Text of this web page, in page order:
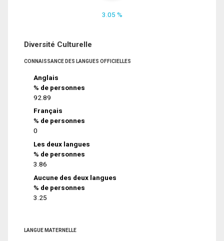
3.05 %
Diversité Culturelle
CONNAISSANCE DES LANGUES OFFICIELLES
Anglais
% de personnes
92.89
Français
% de personnes
0
Les deux langues
% de personnes
3.86
Aucune des deux langues
% de personnes
3.25
LANGUE MATERNELLE